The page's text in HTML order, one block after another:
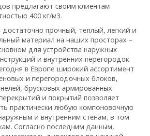
предлагают своим клиентам
400 кг/м3.
достаточно прочный, теплый, легкий и
материал на наших просторах –
для устройства наружных
и внутренних перегородок.
в Европе широкий ассортимент
и перегородочных блоков,
брусковых армированных
и покрытий позволяет
практически любую компоновочную
и внутренним стенам, в том
Согласно последним данным,